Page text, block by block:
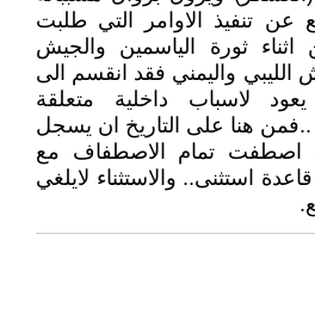
عن تنفيذ الاوامر التي طلبت
ثورة الياسمين والجيش
الليبي واليمني فقد انقسم الى
لاسباب داخلية متعلقة
..فمن هنا على التاريخ ان يسجل
اصطفت تمام الاصطفاف مع
استثنى.. والاستثناء لايلغي